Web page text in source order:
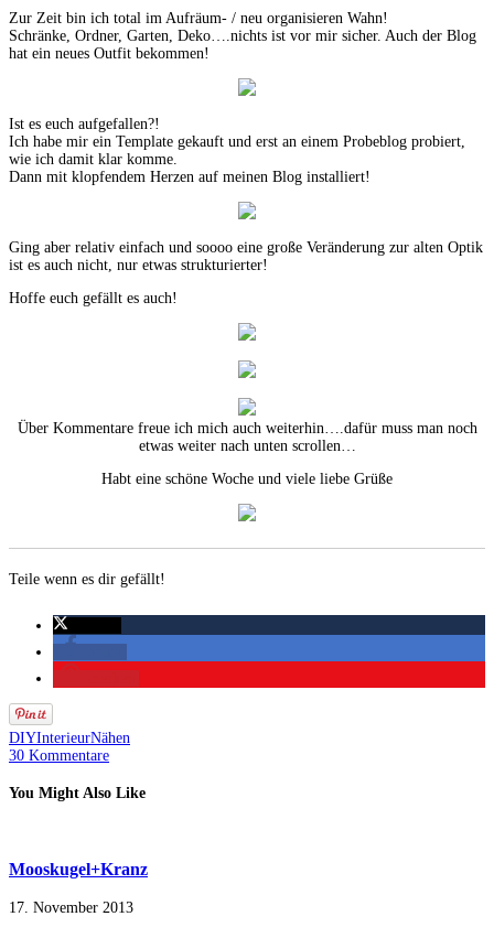
Zur Zeit bin ich total im Aufräum- / neu organisieren Wahn!
Schränke, Ordner, Garten, Deko….nichts ist vor mir sicher. Auch der Blog
hat ein neues Outfit bekommen!
Ist es euch aufgefallen?!
Ich habe mir ein Template gekauft und erst an einem Probeblog probiert,
wie ich damit klar komme.
Dann mit klopfendem Herzen auf meinen Blog installiert!
Ging aber relativ einfach und soooo eine große Veränderung zur alten Optik
ist es auch nicht, nur etwas strukturierter!
Hoffe euch gefällt es auch!
Über Kommentare freue ich mich auch weiterhin….dafür muss man noch
etwas weiter nach unten scrollen…
Habt eine schöne Woche und viele liebe Grüße
Teile wenn es dir gefällt!
DIYInterieurNähen
30 Kommentare
You Might Also Like
Mooskugel+Kranz
17. November 2013